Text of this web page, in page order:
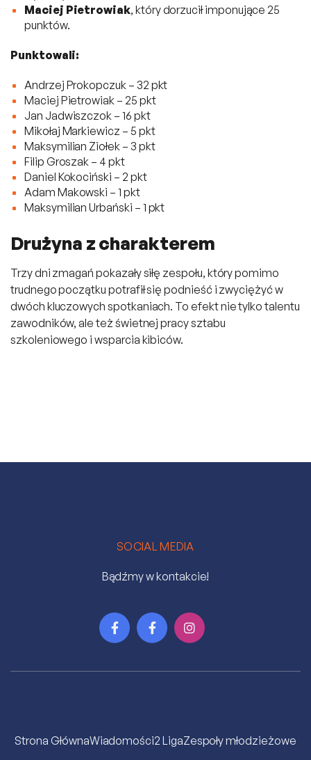
Maciej Pietrowiak, który dorzucił imponujące 25
punktów.
Punktowali:
Andrzej Prokopczuk – 32 pkt
Maciej Pietrowiak – 25 pkt
Jan Jadwiszczok – 16 pkt
Mikołaj Markiewicz – 5 pkt
Maksymilian Ziołek – 3 pkt
Filip Groszak – 4 pkt
Daniel Kokociński – 2 pkt
Adam Makowski – 1 pkt
Maksymilian Urbański – 1 pkt
Drużyna z charakterem
Trzy dni zmagań pokazały siłę zespołu, który pomimo
trudnego początku potrafił się podnieść i zwyciężyć w
dwóch kluczowych spotkaniach. To efekt nie tylko talentu
zawodników, ale też świetnej pracy sztabu
szkoleniowego i wsparcia kibiców.
SOCIAL MEDIA
Bądźmy w kontakcie!
  
Strona GłównaWiadomości2 LigaZespoły młodzieżowe